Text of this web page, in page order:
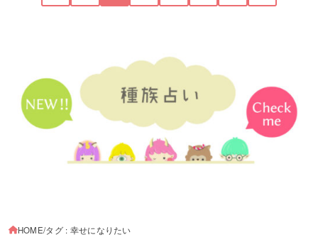
HOME タグ : 幸せになりたい